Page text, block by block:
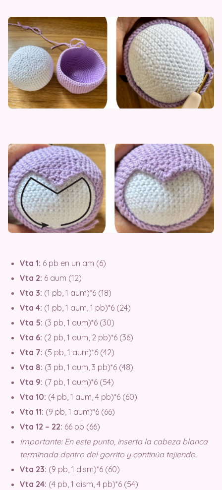
Vta 1: 6 pb en un am (6)
Vta 2: 6 aum (12)
Vta 3: (1 pb, 1 aum)*6 (18)
Vta 4: (1 pb, 1 aum, 1 pb)*6 (24)
Vta 5: (3 pb, 1 aum)*6 (30)
Vta 6: (2 pb, 1 aum, 2 pb)*6 (36)
Vta 7: (5 pb, 1 aum)*6 (42)
Vta 8: (3 pb, 1 aum, 3 pb)*6 (48)
Vta 9: (7 pb, 1 aum)*6 (54)
Vta 10: (4 pb, 1 aum, 4 pb)*6 (60)
Vta 11: (9 pb, 1 aum)*6 (66)
Vta 12 – 22: 66 pb (66)
Importante: En este punto, inserta la cabeza blanca
terminada dentro del gorrito y continúa tejiendo.
Vta 23: (9 pb, 1 dism)*6 (60)
Vta 24: (4 pb, 1 dism, 4 pb)*6 (54)